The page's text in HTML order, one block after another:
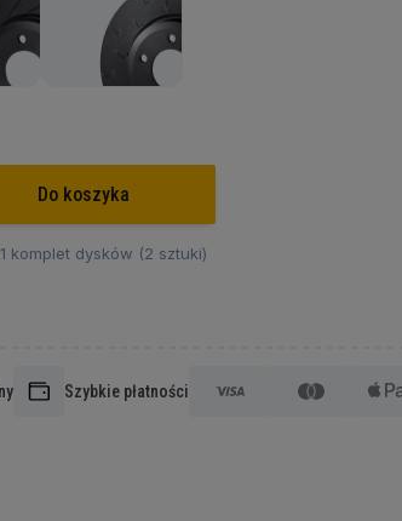
komplet dysków (2 sztuki)
Do koszyka
Szybkie płatności